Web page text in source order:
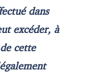
dans
excéder, à
cette